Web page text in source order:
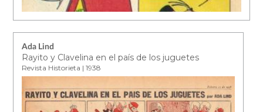
Ada Lind
Rayito y Clavelina en el país de los juguetes
Revista Historieta | 1938